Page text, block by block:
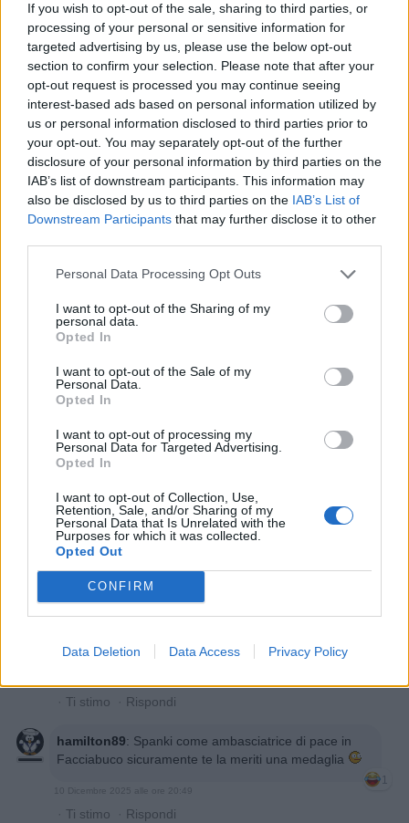
If you wish to opt-out of the sale, sharing to third parties, or
processing of your personal or sensitive information for
targeted advertising by us, please use the below opt-out
section to confirm your selection. Please note that after your
opt-out request is processed you may continue seeing
interest-based ads based on personal information utilized by
us or personal information disclosed to third parties prior to
your opt-out. You may separately opt-out of the further
disclosure of your personal information by third parties on the
IAB’s list of downstream participants. This information may
also be disclosed by us to third parties on the IAB’s List of
Downstream Participants that may further disclose it to other
Personal Data Processing Opt Outs
I want to opt-out of the Sharing of my
personal data.
Opted In
I want to opt-out of the Sale of my
Personal Data.
Opted In
I want to opt-out of processing my
Personal Data for Targeted Advertising.
Opted In
I want to opt-out of Collection, Use,
Retention, Sale, and/or Sharing of my
Personal Data that Is Unrelated with the
Purposes for which it was collected.
Opted Out
CONFIRM
Data Deletion Data Access Privacy Policy
10 Dicembre 2025 alle ore 20:13
·Ti stimo·Rispondi
Pastafariano:Greta? Albanese? Oxfam?
10 Dicembre 2025 alle ore 20:24
Spanki: Ed io, non ho diritto a un premio per la
pace? 😂
Ti stimo·Rispondi
da tanto mesi 😓, ha voluto omaggiato con questo ☺️
· Ti stimo · Rispondi
hamilton89: Spanki come ambasciatrice di pace in
Facciabuco sicuramente te la meriti una medaglia
1
10 Dicembre 2025 alle ore 20:49
· Ti stimo · Rispondi